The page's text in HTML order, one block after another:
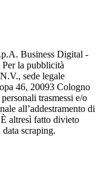
Business Digital -
la pubblicità
sede legale
46, 20093 Cologno
trasmessi e/o
all’addestramento di
altresì fatto divieto
scraping.